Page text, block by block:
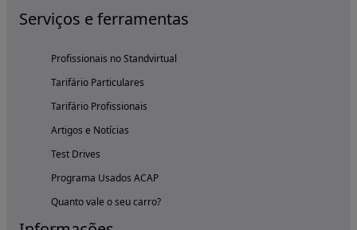
Serviços e ferramentas
Profissionais no Standvirtual
Tarifário Particulares
Tarifário Profissionais
Artigos e Notícias
Test Drives
Programa Usados ACAP
Quanto vale o seu carro?